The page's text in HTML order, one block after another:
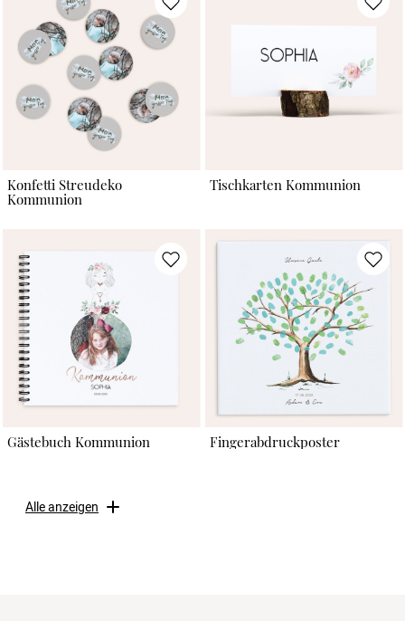
Konfetti Streudeko
Kommunion
Tischkarten Kommunion
Gästebuch Kommunion Fingerabdruckposter
Alle anzeigen